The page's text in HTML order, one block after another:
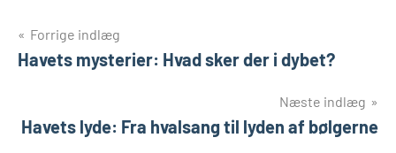
Indlægsnavigation
Forrige indlæg
Havets mysterier: Hvad sker der i dybet?
Næste indlæg
Havets lyde: Fra hvalsang til lyden af bølgerne